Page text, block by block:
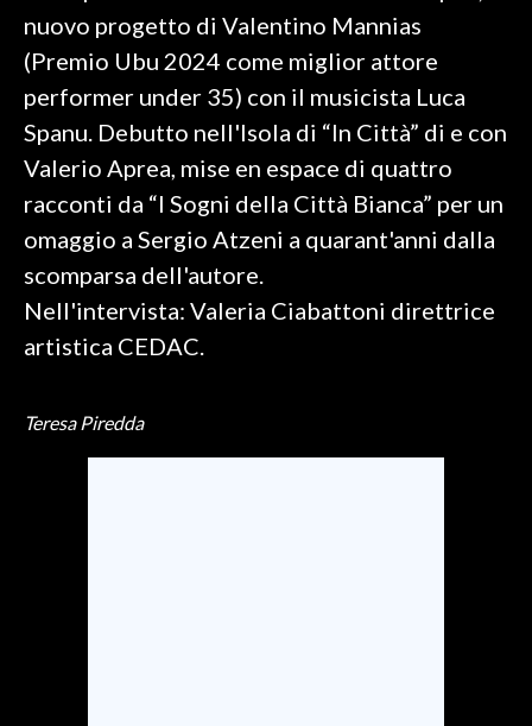
#CARAUNIONE
3 MINUTI CON
INSULARITÀ
INFO AZIENDE
ABBONATI
ANNUNCI
PUBBLICITÀ
SPIAGGE
nuovo progetto di Valentino Mannias
(Premio Ubu 2024 come miglior attore
performer under 35) con il musicista Luca
Spanu. Debutto nell'Isola di “In Città” di e con
Valerio Aprea, mise en espace di quattro
racconti da “I Sogni della Città Bianca” per un
omaggio a Sergio Atzeni a quarant'anni dalla
scomparsa dell'autore.
Nell'intervista: Valeria Ciabattoni direttrice
artistica CEDAC.
Teresa Piredda